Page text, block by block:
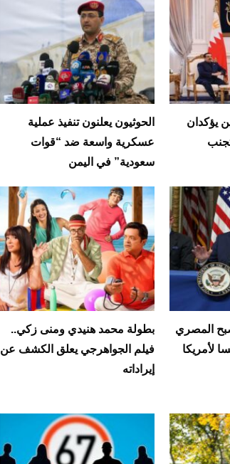
يؤكدان
الحوثيون يعلنون تنفيذ عملية
عسكرية واسعة ضد “قوات
سعودية” في اليمن
المصري
لأمريكا
بطولة محمد هنيدي ومنى زكي..
فيلم الجواهرجي يعلق الكشف عن
إيراداته